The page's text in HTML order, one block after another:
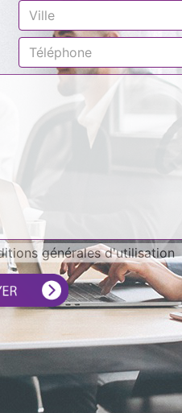
générales d'utilisation